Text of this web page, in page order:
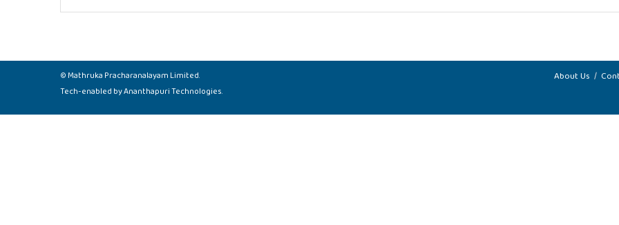
About Us
© Mathruka Pracharanalayam Limited.
Tech-enabled byAnanthapuri Technologies.